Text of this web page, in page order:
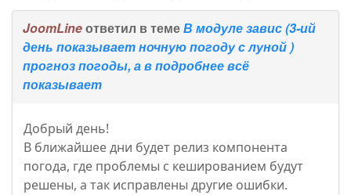
JoomLineответил в темеВ модуле завис (3-ий
день показывает ночную погоду с луной )
прогноз погоды, а в подробнее всё
показывает
Добрый день!
В ближайшее дни будет релиз компонента
погода, где проблемы с кешированием будут
решены, а так исправлены другие ошибки.